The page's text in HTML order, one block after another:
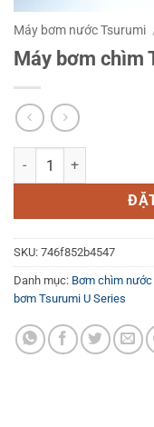
Máy bơm nước Tsurumi
Máy bơm chìm
Máy bơm chìm Tsurumi
SKU: 746f852b4547
Danh mục: Bơm chìm
bơm Tsurumi U Series